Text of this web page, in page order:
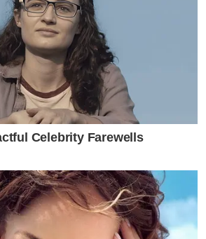
Celebrity Farewells